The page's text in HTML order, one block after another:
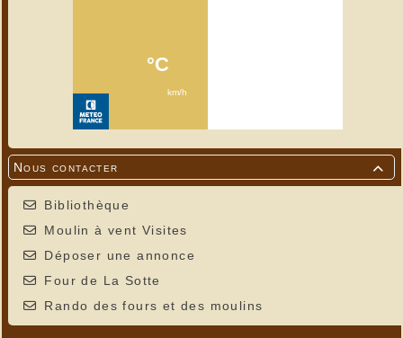

Nous contacter
Bibliothèque
Moulin à vent Visites
Déposer une annonce
Four de La Sotte
Rando des fours et des moulins